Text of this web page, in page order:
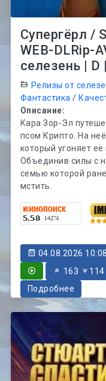
Супергёрл /
WEB-DLRip-
селезень | D
Релизы от
Фантастика /
Описание:
Кара Зор-Эл
псом Крипто. На
который угоняет её
Объединив силы с
семью которой
мстить.
04.08.2026 10:08
163
114
Подробнее